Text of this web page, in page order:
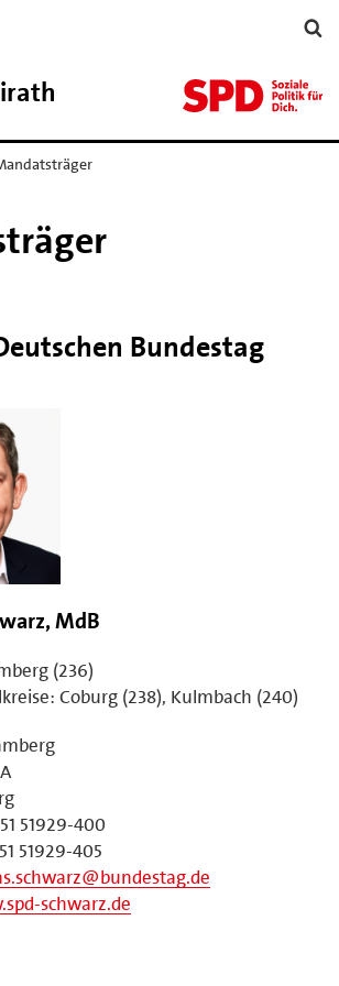
Bundestag
MdB
(236)
Coburg (238), Kulmbach (240)
51929-400
51929-405
schwarz.de